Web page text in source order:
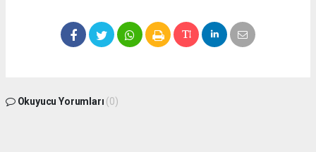
Okuyucu Yorumları (0)